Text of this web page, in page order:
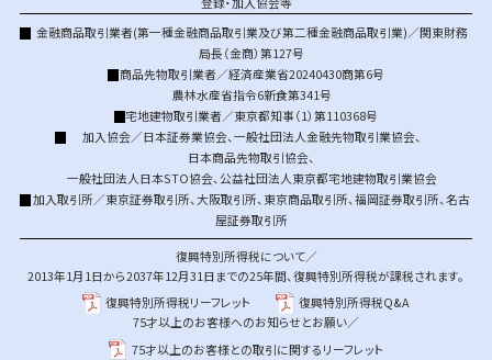
金融商品取引業者(第一種金融商品取引業及び第二種金融商品取引業)／関東財務
局長（金商）第127号
商品先物取引業者／経済産業省20240430商第6号
農林水産省指令6新食第341号
宅地建物取引業者／東京都知事（1）第110368号
加入協会／日本証券業協会、一般社団法人金融先物取引業協会、
日本商品先物取引協会、
一般社団法人日本STO協会、公益社団法人東京都宅地建物取引業協会
加入取引所／東京証券取引所、大阪取引所、 東京商品取引所、福岡証券取引所、名古
屋証券取引所
復興特別所得税について／
2013年1月1日から2037年12月31日までの25年間、復興特別所得税が課税されます。
復興特別所得税リーフレット
復興特別所得税Q&A
75才以上のお客様へのお知らせとお願い／
75才以上のお客様との取引に関するリーフレット